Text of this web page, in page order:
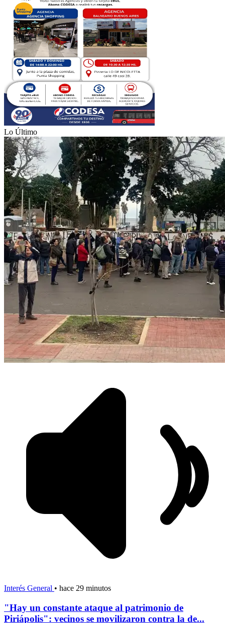
Lo Último
Interés General • hace 29 minutos
"Hay un constante ataque al patrimonio de
Piriápolis": vecinos se movilizaron contra la de...